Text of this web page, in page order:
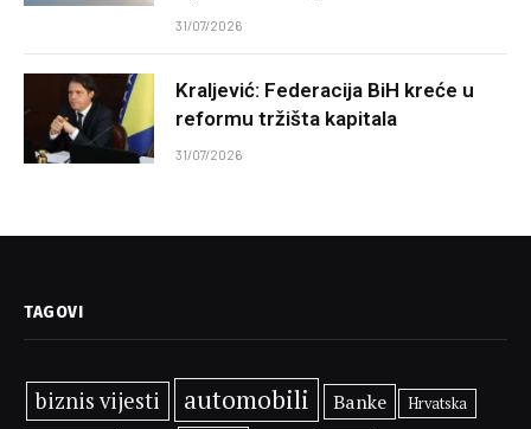
31/07/2026
Kraljević: Federacija BiH kreće u
reformu tržišta kapitala
31/07/2026
TAGOVI
biznis vijesti automobili Banke Hrvatska